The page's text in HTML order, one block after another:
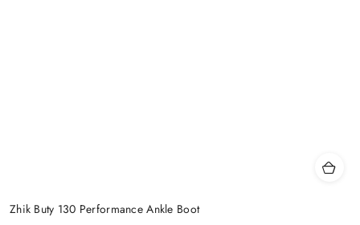
Zhik Buty 130 Performance Ankle Boot